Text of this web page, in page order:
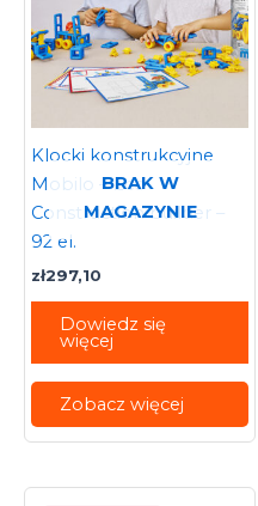
BRAK W
MAGAZYNIE
Klocki konstrukcyjne
Mobilo – Eco
Construction builder –
92 el.
zł297,10
Dowiedz się
więcej
Zobacz więcej